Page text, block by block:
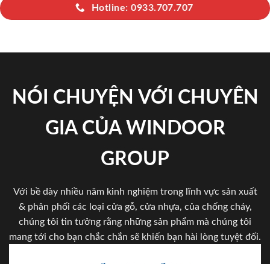
Hotline: 0933.707.707
NÓI CHUYỆN VỚI CHUYÊN
GIA CỦA WINDOOR
GROUP
Với bề dày nhiều năm kinh nghiệm trong lĩnh vực sản xuất
& phân phối các loại cửa gỗ, cửa nhựa, của chống cháy,
chúng tôi tin tưởng rằng những sản phẩm mà chúng tôi
mang tới cho bạn chắc chắn sẽ khiến bạn hài lòng tuyệt đối.